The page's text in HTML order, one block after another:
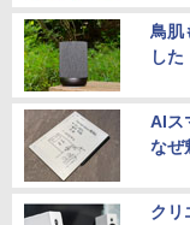
鳥肌
した
AIス
なぜ
クリ